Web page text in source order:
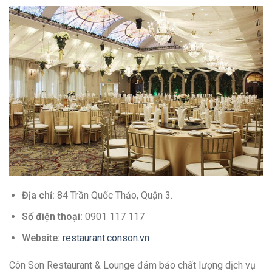
Địa chỉ: 84 Trần Quốc Thảo, Quận 3.
Số điện thoại: 0901 117 117
Website: restaurant.conson.vn
Côn Sơn Restaurant & Lounge đảm bảo chất lượng dịch vụ